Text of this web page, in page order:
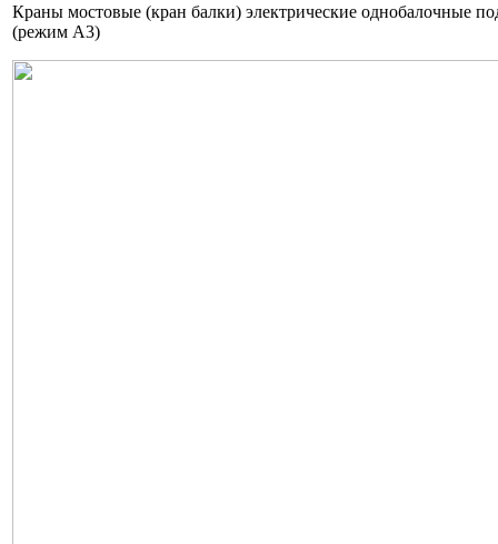
Краны мостовые (кран балки) электрические однобалочные
(режим А3)